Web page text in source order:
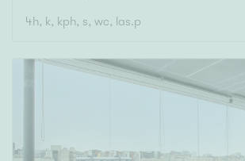
Oma sauna
Senioriasunto
4h, k, kph, s, wc, las.p